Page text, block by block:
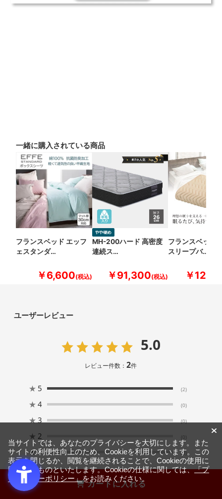
カートに入れる
一緒に購入されている商品
フランスベッド エッフ
ェスタンダ…
￥6,600
MH-200ハード 高密度
連続ス…
￥91,300
フランスベッド
スリープバ…
￥
ユーザーレビュー
5.0
レビュー件数：2件
★ 5 (2)
★ 4 (0)
★3 (0)
★ 2 (0)
★1 (0)
当サイトでは、あなたのプライバシーを大切にします。また
サイトの利便性向上のため、Cookieを利用しています。この
表示を閉じるか、閲覧を継続されることで、Cookieの使用に
同意するものといたします。Cookieの仕様に関しては、「プ
ライバシーポリシー」をお読みください。